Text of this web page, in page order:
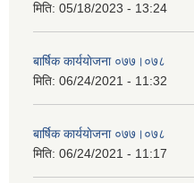
मिति: 05/18/2023 - 13:24
बार्षिक कार्ययाेजना ०७७।०७८
मिति: 06/24/2021 - 11:32
बार्षिक कार्ययाेजना ०७७।०७८
मिति: 06/24/2021 - 11:17